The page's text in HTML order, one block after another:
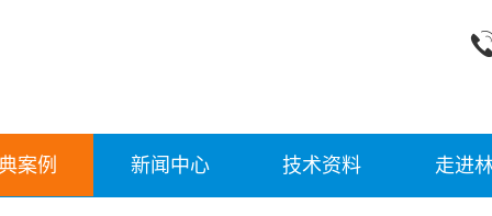
案例 新闻中心 技术资料 走进